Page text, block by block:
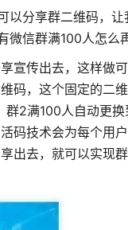
分享群二维码，
信群满100人怎么
宣传出去，这样做
码，这个固定的二
2满100人自动更
码技术会为每个用
出去，就可以实现